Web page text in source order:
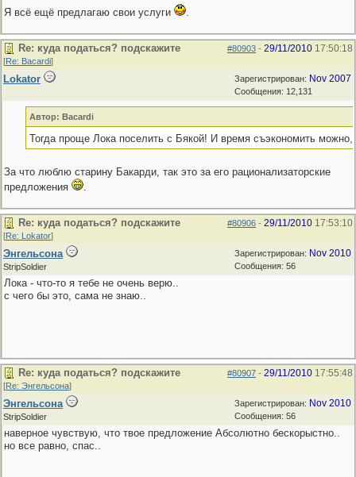
Я всё ещё предлагаю свои услуги .
#80903 - 29/11/2010 17:50:18
Re: куда податься? подскажите
[Re: Bacardi]
Зарегистрирован: Nov 2007
Сообщения: 12,131
Lokator
Автор: Bacardi
Тогда проще Лока поселить с Бякой! И время съэкономить
За что люблю старину Бакарди, так это за его рационализаторские
предложения
.
#80906 - 29/11/2010 17:53:10
Re: куда податься? подскажите
[Re: Lokator]
Зарегистрирован: Nov 2010
Сообщения: 56
Энгельсона
StripSoldier
Лока - что-то я тебе не очень верю..
с чего бы это, сама не знаю..
#80907 - 29/11/2010 17:55:48
Re: куда податься? подскажите
[Re: Энгельсона]
Зарегистрирован: Nov 2010
Сообщения: 56
Энгельсона
StripSoldier
наверное чувствую, что твое предложение Абсолютно бескорыстно..
но все равно, спас..